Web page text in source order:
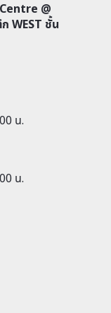
@
WEST ชั้น
น.
น.